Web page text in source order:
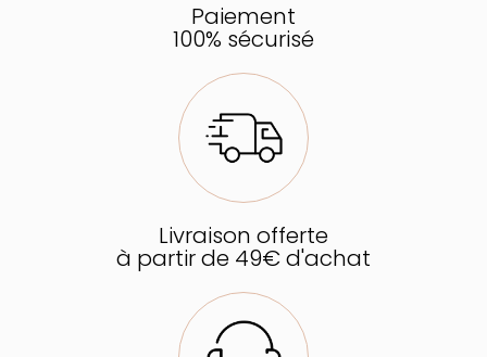
Paiement
100% sécurisé
Livraison offerte
à partir de 49€ d'achat